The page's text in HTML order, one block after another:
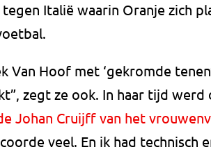
Italië waarin Oranje zich
Van Hoof met ‘gekromde
zegt ze ook. In haar tijd
Johan Cruijff van het
veel. En ik had technisch